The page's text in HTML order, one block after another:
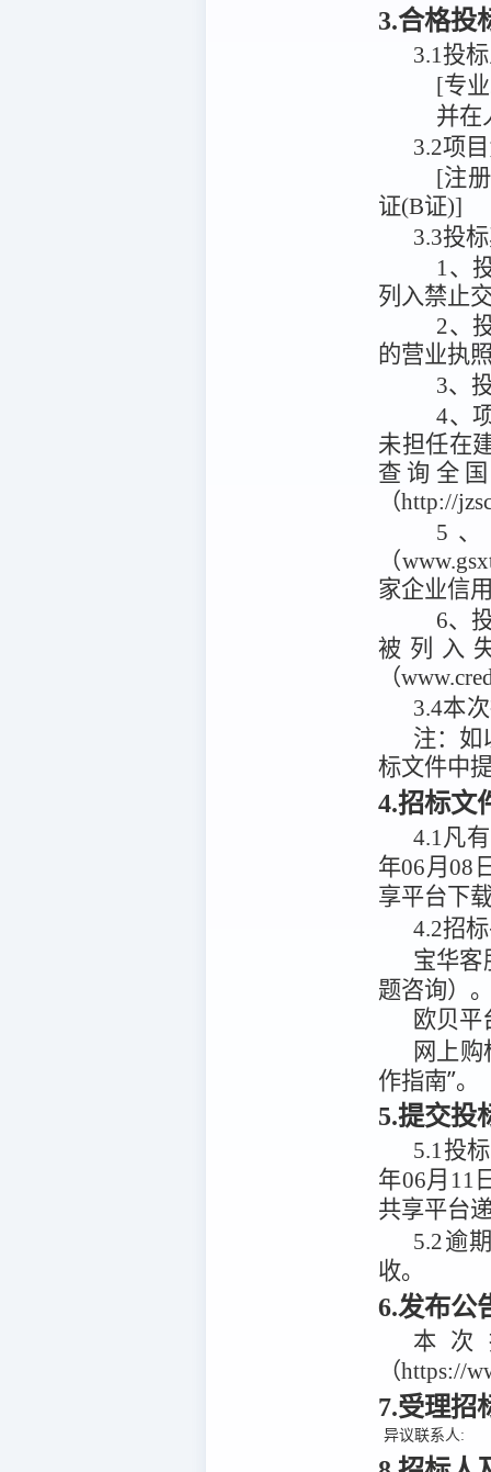
3.合格投
3.1投
[专
并在
3.2项
[注
证(B证)]
3.3投
1、
列入禁止
2、
的营业执
3、
4、
未担任在
查询全
（http://
5
（
家企业信
6、
被列入
（
3.4本
注： 如
标文件中
4.招标文
4.1凡
年06月08
享平台下
4.2招
宝华客
题咨询）
欧贝平
网上
作指南”。
5.提交投
5.1投
年06月11
共享平台
5.2逾
收。
6.发布公
本
（https://
7.受理招
异议联系人: